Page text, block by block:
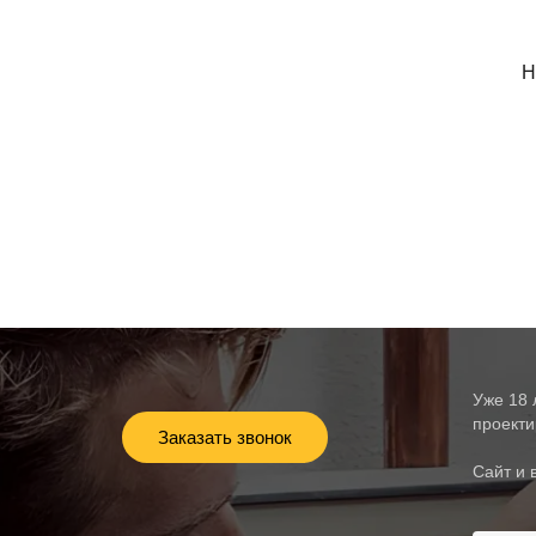
Заказать звонок
Уже 18
Сайт и